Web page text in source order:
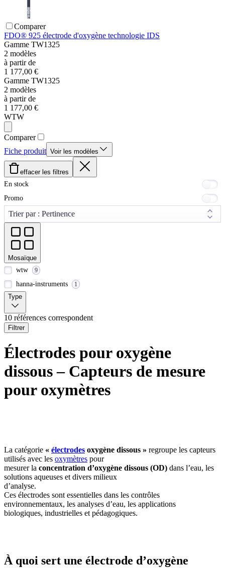
Comparer
FDO® 925 électrode d'oxygène technologie IDS
Gamme TW1325
2 modèles
à partir de
1 177,00 €
Gamme TW1325
2 modèles
à partir de
1 177,00 €
WTW
Comparer
Fiche produit Voir les modèles
effacer les filtres
En stock
Promo
Mosaïque
wtw
9
hanna-instruments 1
Type
10 références correspondent
Filtrer
Électrodes pour oxygène
dissous – Capteurs de mesure
pour oxymètres
La catégorie « électrodes oxygène dissous » regroupe les capteurs
utilisés avec les oxymètres pour
mesurer la concentration d’oxygène dissous (OD) dans l’eau, les
solutions aqueuses et divers milieux
d’analyse.
Ces électrodes sont essentielles dans les contrôles
environnementaux, les analyses d’eau, les applications
biologiques, industrielles et pédagogiques.
À quoi sert une électrode d’oxygène